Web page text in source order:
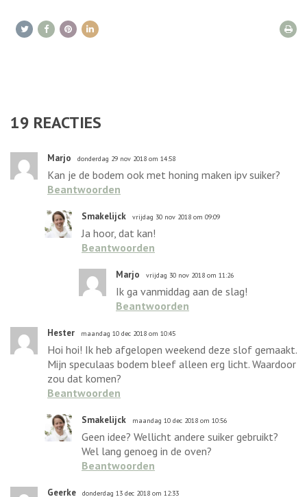
19 REACTIES
Marjo donderdag 29 nov 2018 om 14:58
Kan je de bodem ook met honing maken ipv suiker?
Beantwoorden
Smakelijck vrijdag 30 nov 2018 om 09:09
Ja hoor, dat kan!
Beantwoorden
Marjo vrijdag 30 nov 2018 om 11:26
Ik ga vanmiddag aan de slag!
Beantwoorden
Hester maandag 10 dec 2018 om 10:45
Hoi hoi! Ik heb afgelopen weekend deze slof gemaakt.
Mijn speculaas bodem bleef alleen erg licht. Waardoor
zou dat komen?
Beantwoorden
Smakelijck maandag 10 dec 2018 om 10:56
Geen idee? Wellicht andere suiker gebruikt?
Wel lang genoeg in de oven?
Beantwoorden
Geerke donderdag 13 dec 2018 om 12:33